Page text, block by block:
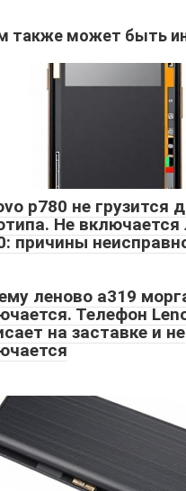
также может быть
p780 не грузится
Не включается
причины
леново а319
Телефон
на заставке и не